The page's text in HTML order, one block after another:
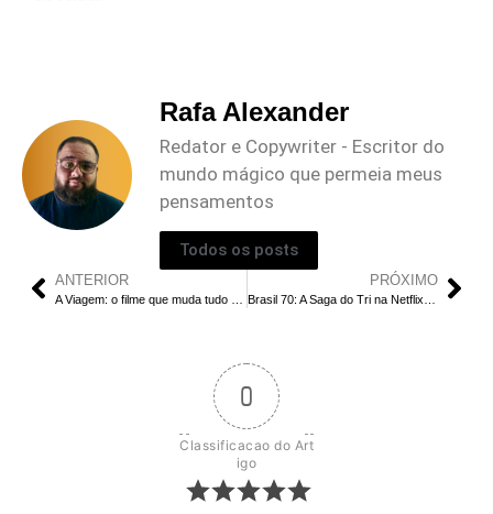
Rafa Alexander
Redator e Copywriter - Escritor do
mundo mágico que permeia meus
pensamentos
Todos os posts
ANTERIOR PRÓXIMO
0
Classificacao do Art
igo